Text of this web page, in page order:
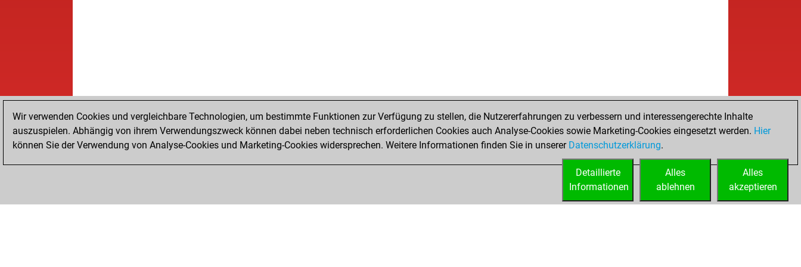
Wir verwenden Cookies und vergleichbare Technologien, um bestimmte Funktionen zur Verfügung zu stellen, die Nutzererfahrungen zu verbessern und interessengerechte Inhalte
auszuspielen. Abhängig von ihrem Verwendungszweck können dabei neben technisch erforderlichen Cookies auch Analyse-Cookies sowie Marketing-Cookies eingesetzt werden. Hier
können Sie der Verwendung von Analyse-Cookies und Marketing-Cookies widersprechen. Weitere Informationen finden Sie in unserer Datenschutzerklärung.
Alles
akzeptieren
Alles
ablehnen
Detaillierte
Informationen